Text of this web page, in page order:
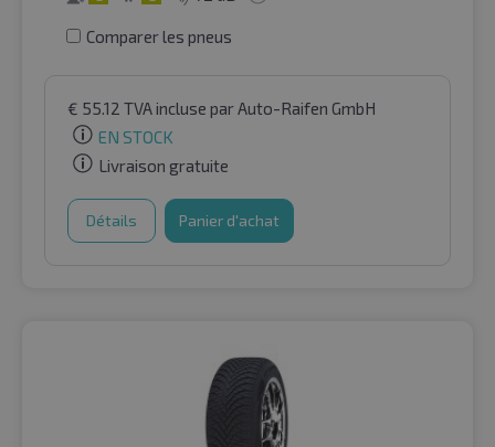
Comparer les pneus
€ 55.12 TVA incluse par Auto-Raifen GmbH
EN STOCK
Livraison gratuite
Détails Panier d'achat